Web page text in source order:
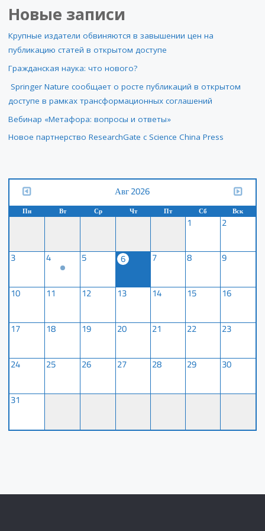
Новые записи
Крупные издатели обвиняются в завышении цен на
публикацию статей в открытом доступе
Гражданская наука: что нового?
Springer Nature сообщает о росте публикаций в открытом
доступе в рамках трансформационных соглашений
Вебинар «Метафора: вопросы и ответы»
Новое партнерство ResearchGate с Science China Press
Авг 2026
Пн Вт Ср Чт Пт Сб Вск
1 2
3 4 5 6 7 8 9
10 11 12 13 14 15 16
17 18 19 20 21 22 23
24 25 26 27 28 29 30
31